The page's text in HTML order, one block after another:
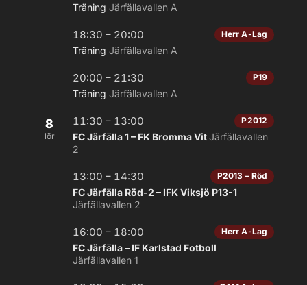
Träning Järfällavallen A
18:30 – 20:00 Herr A-Lag
Träning Järfällavallen A
20:00 – 21:30 P19
Träning Järfällavallen A
8
lör
11:30 – 13:00 P2012
FC Järfälla 1 – FK Bromma VitJärfällavallen
2
13:00 – 14:30 P2013 – Röd
FC Järfälla Röd-2 – IFK Viksjö P13-1
Järfällavallen 2
16:00 – 18:00 Herr A-Lag
FC Järfälla – IF Karlstad Fotboll
Järfällavallen 1